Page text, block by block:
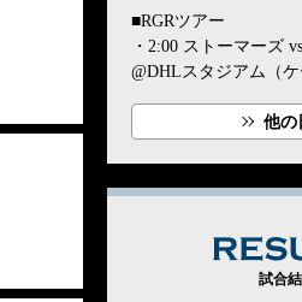
■RGRツアー
・2:00 ストーマーズ
@DHLスタジアム（ケ
他の
試合